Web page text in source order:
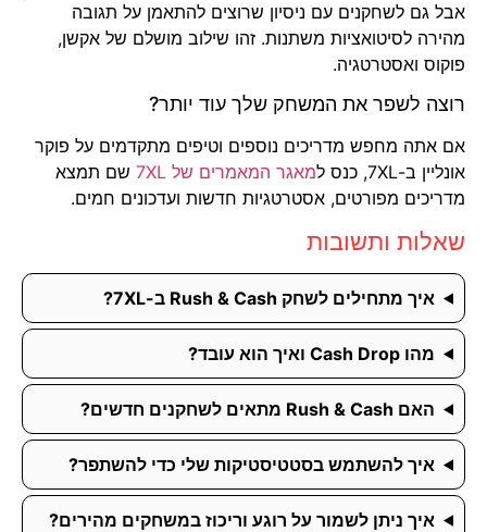
אבל גם לשחקנים עם ניסיון שרוצים להתאמן על תגובה
מהירה לסיטואציות משתנות. זהו שילוב מושלם של אקשן,
פוקוס ואסטרטגיה.
רוצה לשפר את המשחק שלך עוד יותר?
אם אתה מחפש מדריכים נוספים וטיפים מתקדמים על פוקר
אונליין ב-7XL, כנס ל
מאגר המאמרים של 7XL
שם תמצא
מדריכים מפורטים, אסטרטגיות חדשות ועדכונים חמים.
שאלות ותשובות
איך מתחילים לשחק Rush & Cash ב-7XL?
מהו Cash Drop ואיך הוא עובד?
האם Rush & Cash מתאים לשחקנים חדשים?
איך להשתמש בסטטיסטיקות שלי כדי להשתפר?
איך ניתן לשמור על רוגע וריכוז במשחקים מהירים?